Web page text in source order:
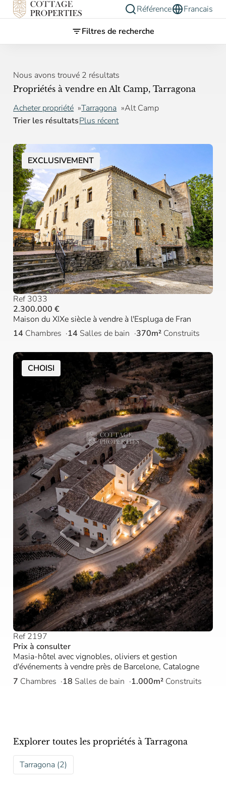
Référence
Francais
Filtres de recherche
Nous avons trouvé 2 résultats
Propriétés à vendre en Alt Camp, Tarragona
Acheter propriété Tarragona
Alt Camp
Trier les résultatsPlus récent
EXCLUSIVEMENT
Ref 3033
2.300.000 €
Maison du XIXe siècle à vendre à l'Espluga de Fran
14 Chambres 14 Salles de bain 370m² Construits
CHOISI
Ref 2197
Prix à consulter
Masia-hôtel avec vignobles, oliviers et gestion
d'événements à vendre près de Barcelone, Catalogne
7 Chambres 18 Salles de bain 1.000m² Construits
Explorer toutes les propriétés à Tarragona
Tarragona (2)